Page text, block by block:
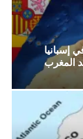
إسبانيا
المغرب